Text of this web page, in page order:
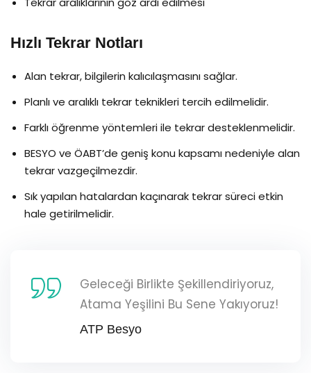
Hızlı Tekrar Notları
Alan tekrar, bilgilerin kalıcılaşmasını sağlar.
Planlı ve aralıklı tekrar teknikleri tercih edilmelidir.
Farklı öğrenme yöntemleri ile tekrar desteklenmelidir.
BESYO ve ÖABT’de geniş konu kapsamı nedeniyle alan
tekrar vazgeçilmezdir.
Sık yapılan hatalardan kaçınarak tekrar süreci etkin
hale getirilmelidir.
Geleceği Birlikte Şekillendiriyoruz,
Atama Yeşilini Bu Sene Yakıyoruz!
ATP Besyo